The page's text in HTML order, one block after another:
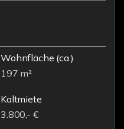
Wohnfläche (ca.)
197 m²
Kaltmiete
3.800,- €